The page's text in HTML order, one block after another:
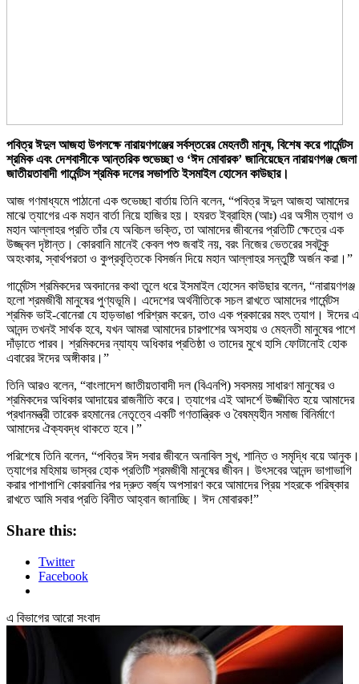
পবিত্র ঈদুল আজহা উপলক্ষে নারায়ণগঞ্জের সর্বস্তরের মেহনতী মানুষ, বিশেষ করে গার্মেন্টস
শ্রমিক এবং দেশবাসীকে আন্তরিক শুভেচ্ছা ও ‘ঈদ মোবারক’ জানিয়েছেন নারায়ণগঞ্জ জেলা
জাতীয়তাবাদী গার্মেন্টস শ্রমিক দলের সভাপতি ইসমাইল হোসেন কাউছার।
আজ গণমাধ্যমে পাঠানো এক শুভেচ্ছা বার্তায় তিনি বলেন, “পবিত্র ঈদুল আজহা আমাদের
মাঝে ত্যাগের এক মহান বার্তা নিয়ে হাজির হয়। হযরত ইব্রাহিম (আঃ) এর অসীম ত্যাগ ও
মহান আল্লাহর প্রতি তাঁর যে অবিচল ভক্তি, তা আমাদের জীবনের প্রতিটি ক্ষেত্রে এক
উজ্জ্বল দৃষ্টান্ত। কোরবানি মানেই কেবল পশু জবাই নয়, বরং নিজের ভেতরের সবটুকু
অহংকার, স্বার্থপরতা ও কুপ্রবৃত্তিকে বিসর্জন দিয়ে মহান আল্লাহর সন্তুষ্টি অর্জন করা।”
গার্মেন্টস শ্রমিকদের অবদানের কথা তুলে ধরে ইসমাইল হোসেন কাউছার বলেন, “নারায়ণগঞ্জ
হলো শ্রমজীবী মানুষের পুণ্যভূমি। এদেশের অর্থনীতিকে সচল রাখতে আমাদের গার্মেন্টস
শ্রমিক ভাই-বোনেরা যে হাড়ভাঙা পরিশ্রম করেন, তাও এক প্রকারের মহৎ ত্যাগ। ঈদের
আনন্দ তখনই সার্থক হবে, যখন আমরা আমাদের চারপাশের অসহায় ও মেহনতী মানুষের পাশে
দাঁড়াতে পারব। শ্রমিকদের ন্যায্য অধিকার প্রতিষ্ঠা ও তাদের মুখে হাসি ফোটানোই হোক
এবারের ঈদের অঙ্গীকার।”
তিনি আরও বলেন, “বাংলাদেশ জাতীয়তাবাদী দল (বিএনপি) সবসময় সাধারণ মানুষের ও
শ্রমিকদের অধিকার আদায়ের রাজনীতি করে। ত্যাগের এই আদর্শে উজ্জীবিত হয়ে আমাদের
প্রধানমন্ত্রী তারেক রহমানের নেতৃত্বে একটি গণতান্ত্রিক ও বৈষম্যহীন সমাজ বিনির্মাণে
আমাদের ঐক্যবদ্ধ থাকতে হবে।”
পরিশেষে তিনি বলেন, “পবিত্র ঈদ সবার জীবনে অনাবিল সুখ, শান্তি ও সমৃদ্ধি বয়ে আনুক।
ত্যাগের মহিমায় ভাস্বর হোক প্রতিটি শ্রমজীবী মানুষের জীবন। উৎসবের আনন্দ ভাগাভাগি
করার পাশাপাশি কোরবানির পর দ্রুত বর্জ্য অপসারণ করে আমাদের প্রিয় শহরকে পরিষ্কার
রাখতে আমি সবার প্রতি বিনীত আহ্বান জানাচ্ছি। ঈদ মোবারক!”
Share this:
Twitter
Facebook
এ বিভাগের আরো সংবাদ